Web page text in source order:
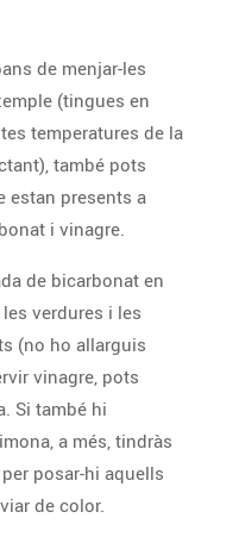
de menjar-les
(tingues en
temperatures de la
també pots
estan presents a
i vinagre.
de bicarbonat en
verdures i les
(no ho allarguis
vinagre, pots
Si també hi
a més, tindràs
posar-hi aquells
de color.